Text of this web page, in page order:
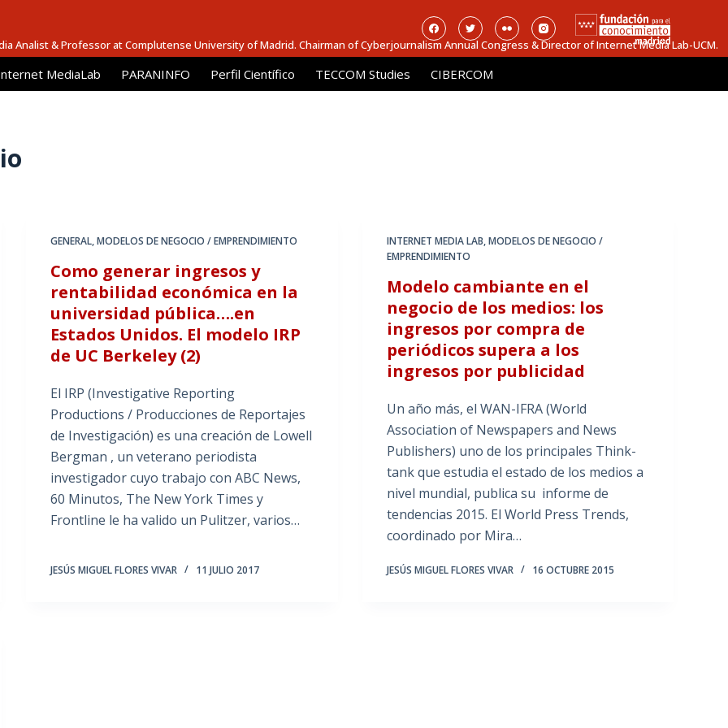
Analist & Professor at Complutense University of Madrid. Chairman of Cyberjournalism Annual Congress & Director of Internet Media Lab-UCM.
MediaLab PARANINFO Perfil Científico TECCOM Studies CIBERCOM
GENERAL,MODELOS DE NEGOCIO / EMPRENDIMIENTO
Como generar ingresos y
rentabilidad económica en la
universidad pública….en
Estados Unidos. El modelo IRP
de UC Berkeley (2)
El IRP (Investigative Reporting
Productions / Producciones de Reportajes
de Investigación) es una creación de Lowell
Bergman , un veterano periodista
investigador cuyo trabajo con ABC News,
60 Minutos, The New York Times y
Frontline le ha valido un Pulitzer, varios…
JESÚS MIGUEL FLORES VIVAR 11 JULIO 2017
INTERNET MEDIA LAB,MODELOS DE NEGOCIO /
EMPRENDIMIENTO
Modelo cambiante en el
negocio de los medios: los
ingresos por compra de
periódicos supera a los
ingresos por publicidad
Un año más, el WAN-IFRA (World
Association of Newspapers and News
Publishers) uno de los principales Think-
tank que estudia el estado de los medios a
nivel mundial, publica su informe de
tendencias 2015. El World Press Trends,
coordinado por Mira…
JESÚS MIGUEL FLORES VIVAR 16 OCTUBRE 2015